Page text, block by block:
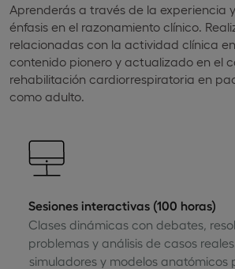
Aprenderás a través de la experiencia
énfasis en el razonamiento clínico.
relacionadas con la actividad clínica
contenido pionero y actualizado en el
rehabilitación cardiorrespiratoria en
como adulto.
Sesiones interactivas (100 horas)
Clases dinámicas con debates,
problemas y análisis de casos
simuladores y modelos anatómicos